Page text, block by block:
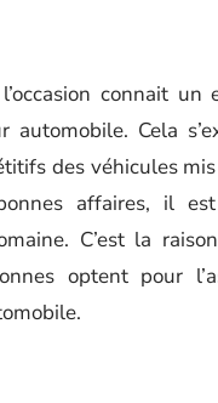
connait un
automobile. Cela
des véhicules
affaires, il
C’est la
optent pour